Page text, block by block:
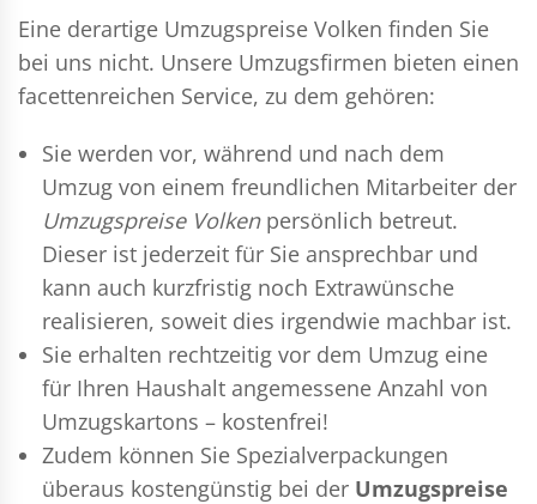
Eine derartige Umzugspreise Volken finden Sie
bei uns nicht. Unsere Umzugsfirmen bieten einen
facettenreichen Service, zu dem gehören:
Sie werden vor, während und nach dem
Umzug von einem freundlichen Mitarbeiter der
Umzugspreise Volkenpersönlich betreut.
Dieser ist jederzeit für Sie ansprechbar und
kann auch kurzfristig noch Extrawünsche
realisieren, soweit dies irgendwie machbar ist.
Sie erhalten rechtzeitig vor dem Umzug eine
für Ihren Haushalt angemessene Anzahl von
Umzugskartons – kostenfrei!
Zudem können Sie Spezialverpackungen
überaus kostengünstig bei der Umzugspreise